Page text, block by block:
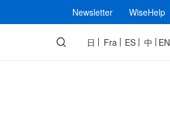
WiseHelp
Newsletter
EN
中
ES
Fra
日